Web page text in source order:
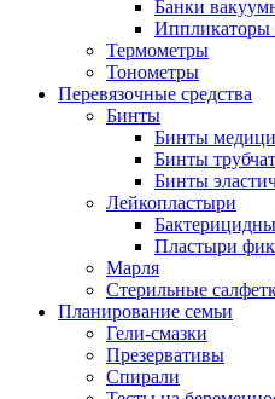
Банки
Иппликаторы
Термометры
Тонометры
Перевязочные средства
Бинты
Бинты
Бинты
Бинты
Лейкопластыри
Пластыри
Марля
Стерильные
Планирование семьи
Гели-смазки
Презервативы
Спирали